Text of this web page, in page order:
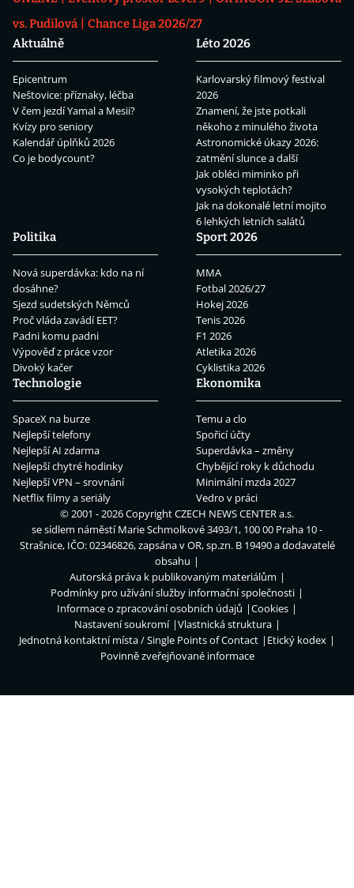
vs. Pudilová
Chance Liga 2026/27
Aktuálně
Epicentrum
Neštovice: příznaky, léčba
V čem jezdí Yamal a Mesii?
Kvízy pro seniory
Kalendář úplňků 2026
Co je bodycount?
Léto 2026
Karlovarský filmový festival
2026
Znamení, že jste potkali
někoho z minulého života
Astronomické úkazy 2026:
zatmění slunce a další
Jak obléci miminko při
vysokých teplotách?
Jak na dokonalé letní mojito
6 lehkých letních salátů
Politika
Nová superdávka: kdo na ní
dosáhne?
Sjezd sudetských Němců
Proč vláda zavádí EET?
Padni komu padni
Výpověď z práce vzor
Divoký kačer
Sport 2026
MMA
Fotbal 2026/27
Hokej 2026
Tenis 2026
F1 2026
Atletika 2026
Cyklistika 2026
Technologie
SpaceX na burze
Nejlepší telefony
Nejlepší AI zdarma
Nejlepší chytré hodinky
Nejlepší VPN – srovnání
Netflix filmy a seriály
Ekonomika
Temu a clo
Spořicí účty
Superdávka – změny
Chybějící roky k důchodu
Minimální mzda 2027
Vedro v práci
© 2001 - 2026 CopyrightCZECH NEWS CENTER a.s.
se sídlem náměstí Marie Schmolkové 3493/1, 100 00 Praha 10 -
Strašnice, IČO: 02346826, zapsána v OR, sp.zn. B 19490 a dodavatelé
obsahu
Autorská práva k publikovaným materiálům
Podmínky pro užívání služby informační společnosti
Informace o zpracování osobních údajů
Cookies
Nastavení soukromí
Vlastnická struktura
Jednotná kontaktní místa / Single Points of Contact
Etický kodex
Povinně zveřejňované informace